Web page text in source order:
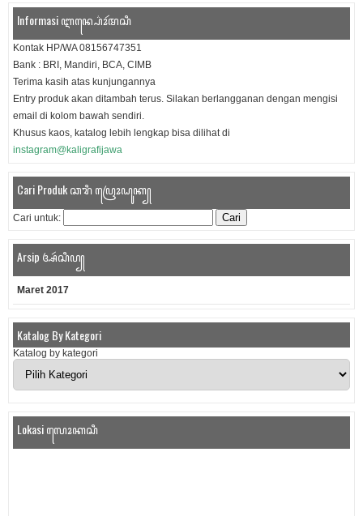
Informasi ꦆꦤ꧀ꦥ꦳ꦺꦴꦂꦩꦱꦶ
Kontak HP/WA 08156747351
Bank : BRI, Mandiri, BCA, CIMB
Terima kasih atas kunjungannya
Entry produk akan ditambah terus. Silakan berlangganan dengan mengisi
email di kolom bawah sendiri.
Khusus kaos, katalog lebih lengkap bisa dilihat di
instagram@kaligrafijawa
Cari Produk ꦕꦫꦶ ꦥꦿꦺꦴꦝꦸꦏ꧀
Cari untuk:
Arsip ꦄꦂꦱꦶꦥ꧀
Maret 2017
Katalog By Kategori
Katalog by kategori
Lokasi ꦭꦺꦴꦏꦱꦶ